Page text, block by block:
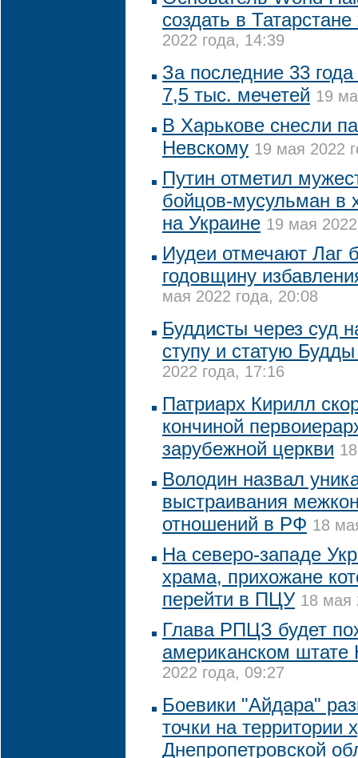
создать в
2022 года, 14:39
За последние 33
7,5 тыс. мечетей 19
В Харькове снесли
Невскому 19 мая 2022
Путин отметил
бойцов-мусульман в
на Украине 19 мая
Иудеи отмечают Лаг
годовщину
мая 2022 года, 20:08
Буддисты через суд
ступу и статую
2022 года, 17:16
Патриарх Кирилл
кончиной
зарубежной церкви
Володин назвал
выстраивания
отношений в РФ 18
На северо-западе
храма, прихожане
перейти в ПЦУ 18 мая
Глава РПЦЗ будет
американском
2022 года, 09:27
Боевики "Айдара"
точки на территории
Днепропетровской